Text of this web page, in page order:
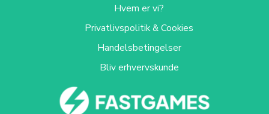
Hvem er vi?
Privatlivspolitik & Cookies
Handelsbetingelser
Bliv erhvervskunde